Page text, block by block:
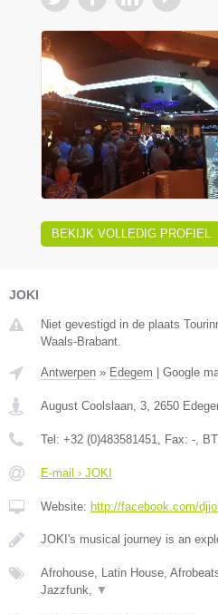
BEKIJK VOLLEDIG PROFIEL
JOKI
Niet gevestigd in de plaats
Waals-Brabant.
Antwerpen » Edegem Google
August Coolslaan, 3, 2650
Tel: +32 (0)483581451, Fax: -,
E-mail › JOKI
Website: http://facebook.com/
JOKI's musical journey is an
Afrohouse, Latin House,
Jazzfunk, ▼